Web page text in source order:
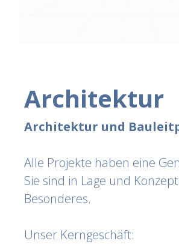
Architektur
Architektur und
Alle Projekte haben eine
Sie sind in Lage und
Besonderes.
Unser Kerngeschäft: